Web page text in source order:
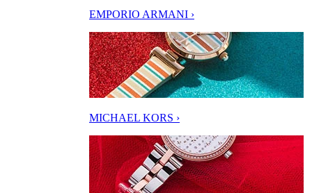
EMPORIO ARMANI ›
MICHAEL KORS ›